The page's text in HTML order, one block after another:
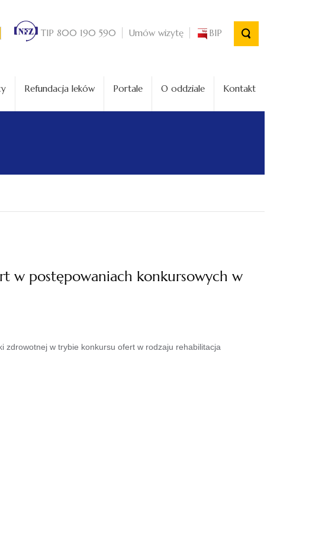
TIP 800 190 590 Umów wizytę BIP
Refundacja leków Portale O oddziale Kontakt
w postępowaniach konkursowych w
zdrowotnej w trybie konkursu ofert w rodzaju rehabilitacja